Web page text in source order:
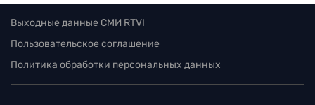
Выходные данные СМИ RTVI
Пользовательское соглашение
Политика обработки персональных данных